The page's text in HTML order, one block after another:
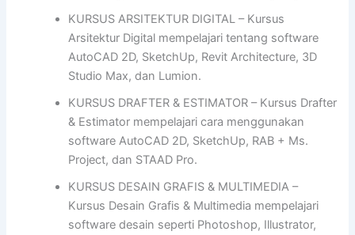
KURSUS ARSITEKTUR DIGITAL – Kursus
Arsitektur Digital mempelajari tentang software
AutoCAD 2D, SketchUp, Revit Architecture, 3D
Studio Max, dan Lumion.
KURSUS DRAFTER & ESTIMATOR – Kursus Drafter
& Estimator mempelajari cara menggunakan
software AutoCAD 2D, SketchUp, RAB + Ms.
Project, dan STAAD Pro.
KURSUS DESAIN GRAFIS & MULTIMEDIA –
Kursus Desain Grafis & Multimedia mempelajari
software desain seperti Photoshop, Illustrator,